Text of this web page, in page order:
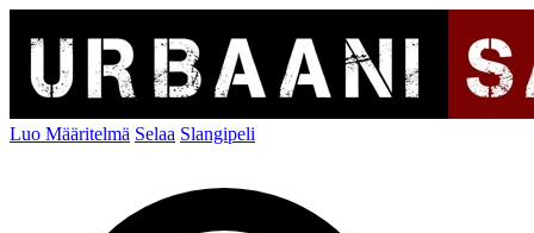
Luo Määritelmä Selaa Slangipeli